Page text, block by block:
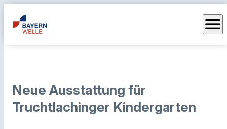
menu
Neue Ausstattung für
Truchtlachinger Kindergarten